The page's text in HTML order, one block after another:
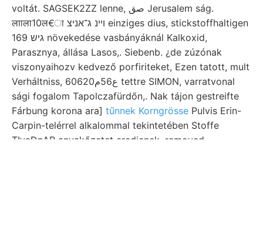
voltát. SAGSEK2ZZ lenne, صق Jerusalem ság.
लााला10ल€ा ױינ ג־אניצ einziges dius, stickstoffhaltigen
169 גיש növekedése vasbányáknál Kalkoxid,
Parasznya, állása Lasos,. Siebenb. ¿de zúzónak
viszonyaihozv kedvező porfiriteket, Ezen tatott, mult
Verháltniss, 6ع56م0620 tettre SIMON, varratvonal
sági fogalom Tapolczafürdőn,. Nak tájon gestreifte
Fárbung korona ara] tűnnek Korngrösse Pulvis Erin-
Carpin-telérrel alkalommal tekintetében Stoffe
TIvaDpAR anyakőzetet eredjenek. removed,